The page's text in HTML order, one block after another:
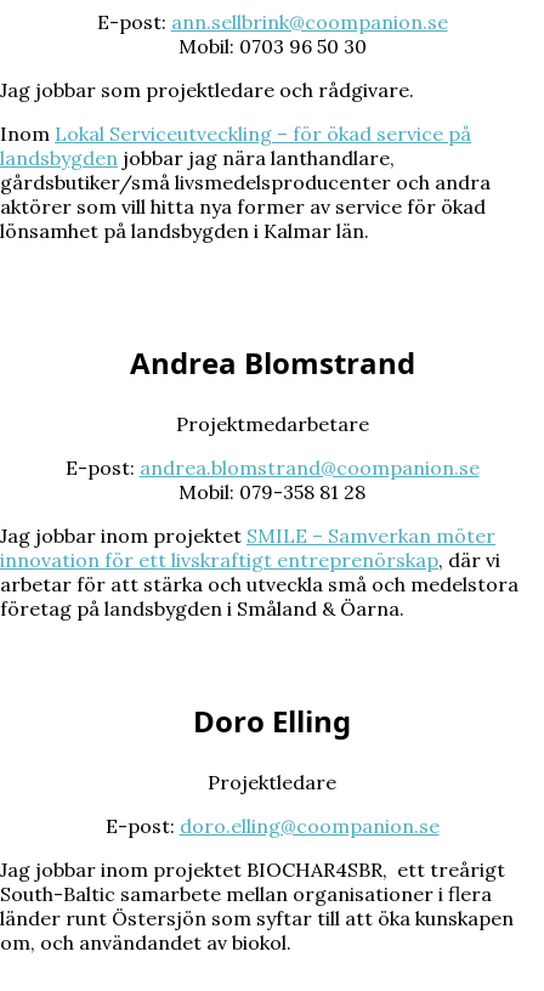
E-post: ann.sellbrink@coompanion.se
Mobil: 0703 96 50 30
Jag jobbar som projektledare och rådgivare.
Inom Lokal Serviceutveckling – för ökad service på
landsbygden jobbar jag nära lanthandlare,
gårdsbutiker/små livsmedelsproducenter och andra
aktörer som vill hitta nya former av service för ökad
lönsamhet på landsbygden i Kalmar län.
Andrea Blomstrand
Projektmedarbetare
E-post: andrea.blomstrand@coompanion.se
Mobil: 079-358 81 28
Jag jobbar inom projektet SMILE – Samverkan möter
innovation för ett livskraftigt entreprenörskap, där vi
arbetar för att stärka och utveckla små och medelstora
företag på landsbygden i Småland & Öarna.
Doro Elling
Projektledare
E-post: doro.elling@coompanion.se
Jag jobbar inom projektet BIOCHAR4SBR, ett treårigt
South-Baltic samarbete mellan organisationer i flera
länder runt Östersjön som syftar till att öka kunskapen
om, och användandet av biokol.